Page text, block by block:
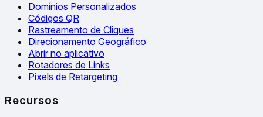
Domínios Personalizados
Códigos QR
Rastreamento de Cliques
Direcionamento Geográfico
Abrir no aplicativo
Rotadores de Links
Pixels de Retargeting
Recursos